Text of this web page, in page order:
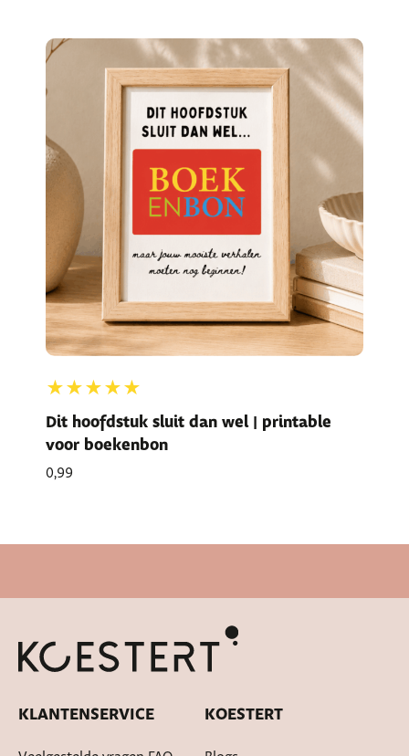
★★★★★
Dit hoofdstuk sluit dan wel | printable
voor boekenbon
0,99
Cadeautje bij bestelling
KLANTENSERVICE KOESTERT